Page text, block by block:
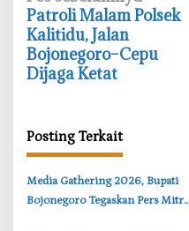
a
v
i
s
i
p
‎Patroli Malam Polsek
Kalitidu, Jalan
Bojonegoro–Cepu
Dijaga Ketat
Posting Terkait
‎Media Gathering 2026, Bupati
Bojonegoro Tegaskan Pers Mitra